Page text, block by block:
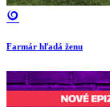
Farmár hľadá ženu